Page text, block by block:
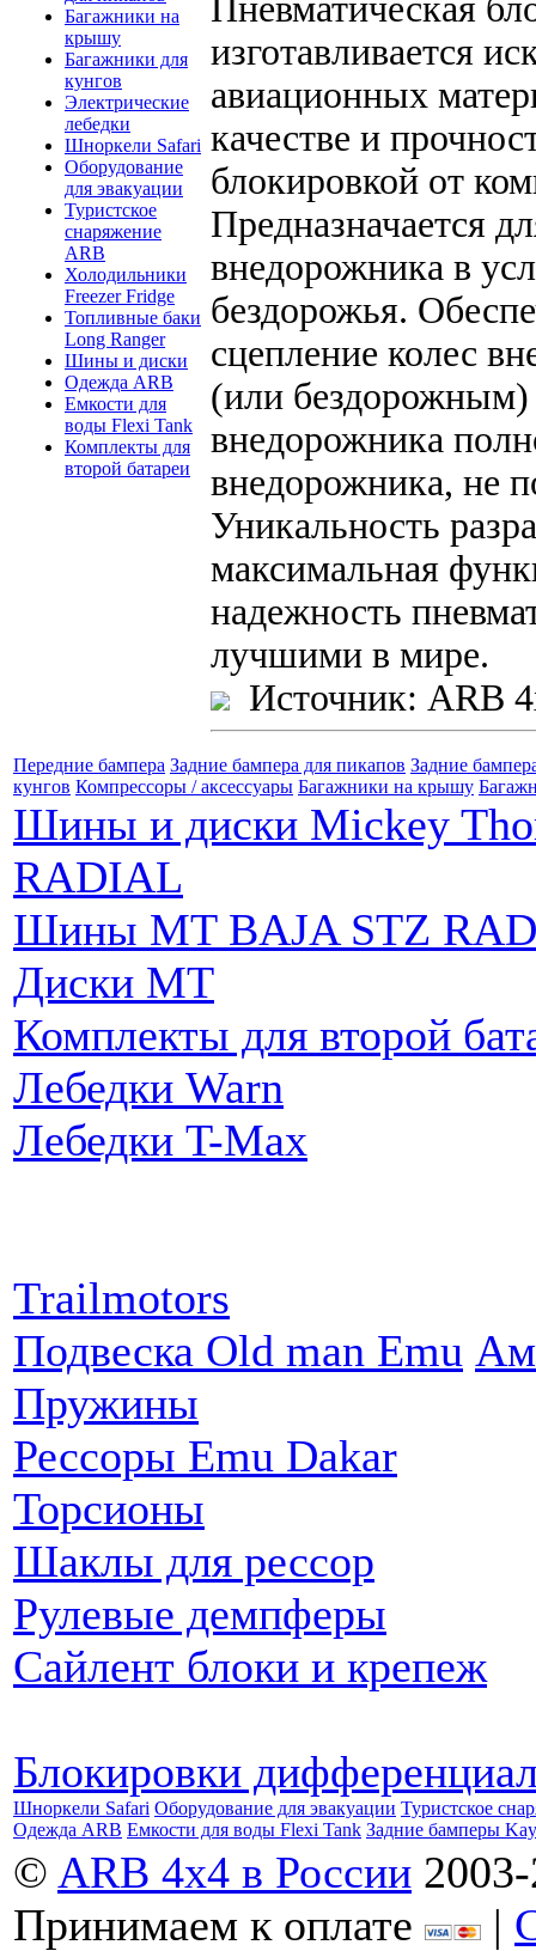
Багажники на
крышу
Багажники для
кунгов
Электрические
лебедки
Шноркели Safari
Оборудование
для эвакуации
Туристское
снаряжение
ARB
Холодильники
Freezer Fridge
Топливные баки
Long Ranger
Шины и диски
Одежда ARB
Емкости для
воды Flexi Tank
Комплекты для
второй батареи
Пневматическая
изготавливается
авиационных
качестве и
блокировкой от
Предназначается
внедорожника в
бездорожья.
сцепление колес
(или
внедорожника
внедорожника, не
Уникальность
максимальная
надежность
лучшими в мире.
Источник: ARB
Передние бампера Задние бампера для пикапов Задние
кунгов Компрессоры / аксессуары Багажники на крышу
Шины и диски Mickey
RADIAL
Шины MT BAJA STZ
Диски MT
Комплекты для второй
Лебедки Warn
Лебедки T-Max
Trailmotors
Подвеска Old man Emu
Пружины
Рессоры Emu Dakar
Торсионы
Шаклы для рессор
Рулевые демпферы
Сайлент блоки и крепеж
Блокировки
Шноркели Safari Оборудование для эвакуации Туристское
Одежда ARB Емкости для воды Flexi Tank Задние бамперы
© ARB 4x4 в России
Принимаем к оплате
|